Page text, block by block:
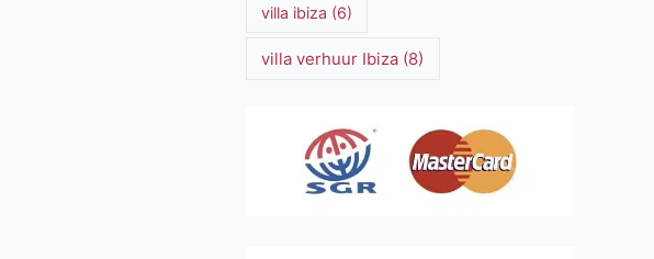
villa ibiza (6)
villa verhuur Ibiza (8)